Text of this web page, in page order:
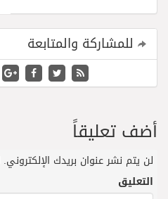
للمشاركة والمتابعة
أضف تعليقاً
لن يتم نشر عنوان بريدك الإلكتروني.
التعليق